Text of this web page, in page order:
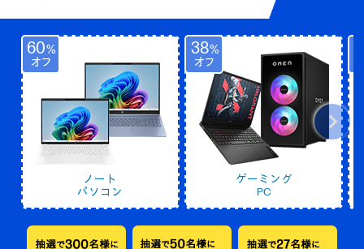
60%
オフ
ノート
パソコン
38%
オフ
ゲーミング
PC